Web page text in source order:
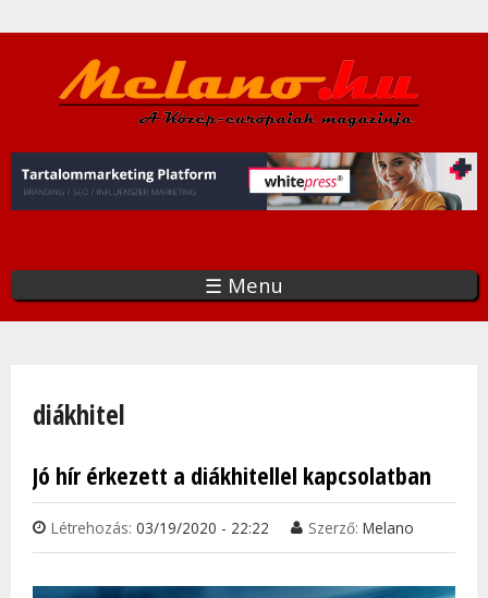
a
tartalomra
☰ Menu
diákhitel
Jó hír érkezett a diákhitellel kapcsolatban
Létrehozás: 03/19/2020 - 22:22 Szerző: Melano